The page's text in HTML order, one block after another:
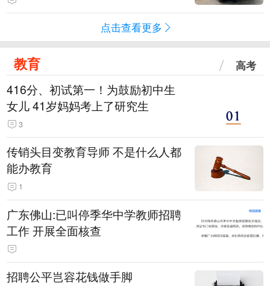
点击查看更多
教育 高考
416分、初试第一！为鼓励初中生
女儿 41岁妈妈考上了研究生
3
传销头目变教育导师 不是什么人都
能办教育
1
广东佛山:已叫停季华中学教师招聘
工作 开展全面核查
招聘公平岂容花钱做手脚